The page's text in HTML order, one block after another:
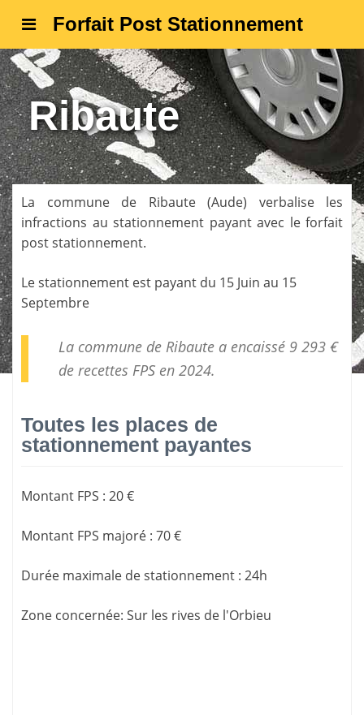
Forfait Post Stationnement
Ribaute
La commune de Ribaute(Aude) verbalise les
infractions au stationnement payant avec le forfait
post stationnement.
Le stationnement est payant du 15 Juin au 15
Septembre
La commune de Ribaute a encaissé 9 293 €
de recettes FPSen 2024.
Toutes les places de
stationnement payantes
Montant FPS : 20 €
Montant FPS majoré : 70 €
Durée maximale de stationnement : 24h
Zone concernée: Sur les rives de l'Orbieu